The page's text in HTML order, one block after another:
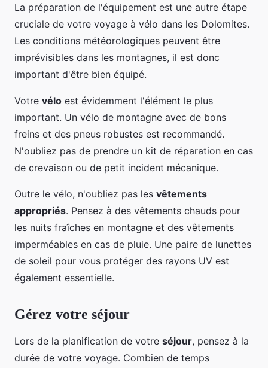
La préparation de l'équipement est une autre étape
cruciale de votre voyage à vélo dans les Dolomites.
Les conditions météorologiques peuvent être
imprévisibles dans les montagnes, il est donc
important d'être bien équipé.
Votre vélo est évidemment l'élément le plus
important. Un vélo de montagne avec de bons
freins et des pneus robustes est recommandé.
N'oubliez pas de prendre un kit de réparation en cas
de crevaison ou de petit incident mécanique.
Outre le vélo, n'oubliez pas les vêtements
appropriés. Pensez à des vêtements chauds pour
les nuits fraîches en montagne et des vêtements
imperméables en cas de pluie. Une paire de lunettes
de soleil pour vous protéger des rayons UV est
également essentielle.
Gérez votre séjour
Lors de la planification de votre séjour, pensez à la
durée de votre voyage. Combien de temps